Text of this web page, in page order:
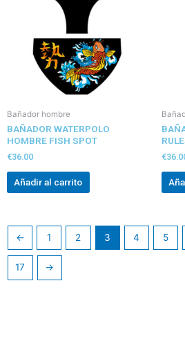
Bañador hombre
BAÑADOR WATERPOLO
HOMBRE FISH SPOT
€36.00
Añadir al carrito
€
← 1 2 3 4 5
17 →